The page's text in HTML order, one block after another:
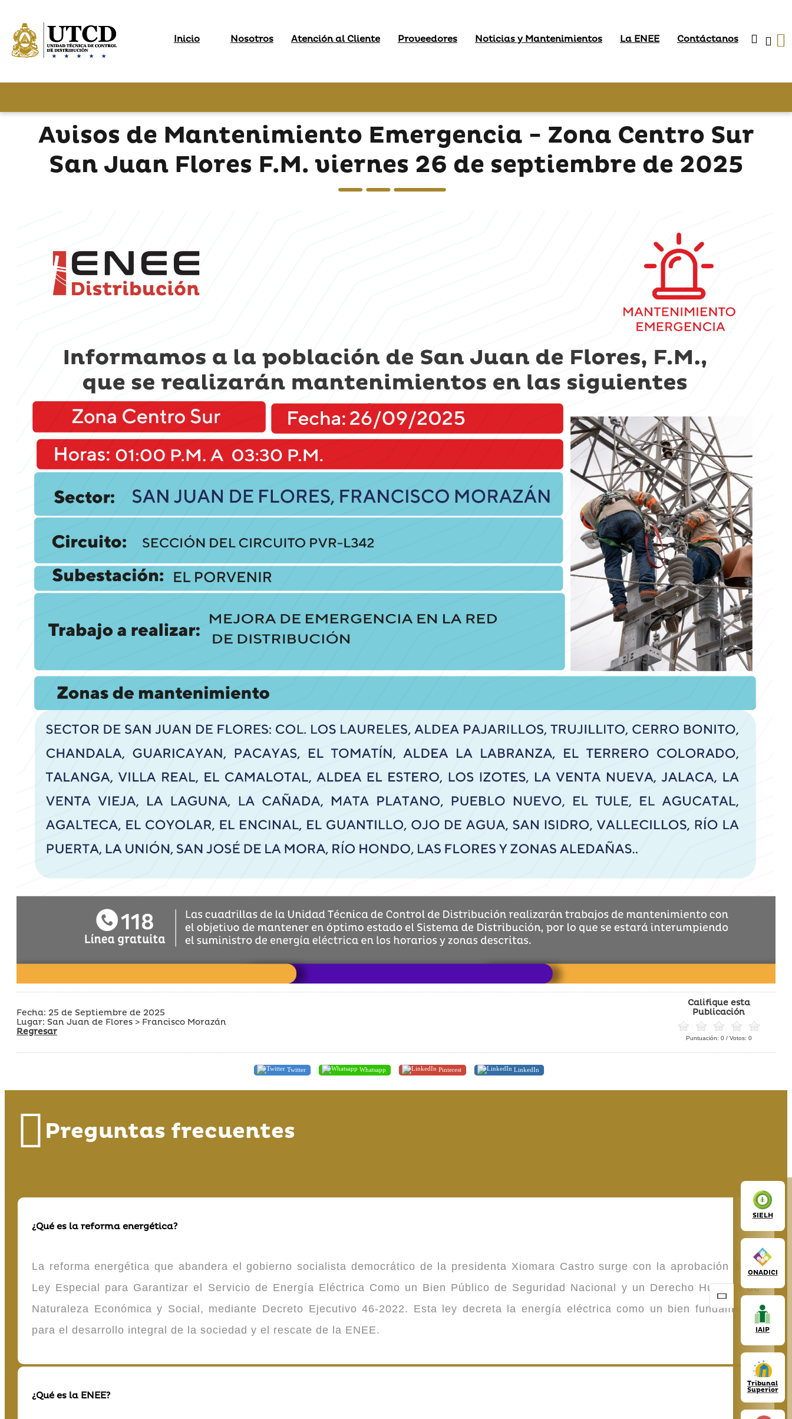
Inicio Nosotros Atención al Cliente Proveedores Noticias y Mantenimientos La ENEE Contáctanos
SIELH
ONADICI
IAIP
Tribunal
Superior
Avisos de Mantenimiento Emergencia - Zona Centro Sur
San Juan Flores F.M. viernes 26 de septiembre de 2025
Fecha: 25 de Septiembre de 2025
Lugar: San Juan de Flores > Francisco Morazán
Regresar
Califique esta
Publicación
Puntuación: 0/ Votos: 0
Twitter Whatsapp Pinterest LinkedIn
Preguntas frecuentes
¿Qué es la reforma energética?
La reforma energética que abandera el gobierno socialista democrático de la presidenta Xiomara Castro surge con la aprobación de la
Ley Especial para Garantizar el Servicio de Energía Eléctrica Como un Bien Público de Seguridad Nacional y un Derecho Humano de
Naturaleza Económica y Social, mediante Decreto Ejecutivo 46-2022. Esta ley decreta la energía eléctrica como un bien fundamental
para el desarrollo integral de la sociedad y el rescate de la ENEE.
¿Qué es la ENEE?